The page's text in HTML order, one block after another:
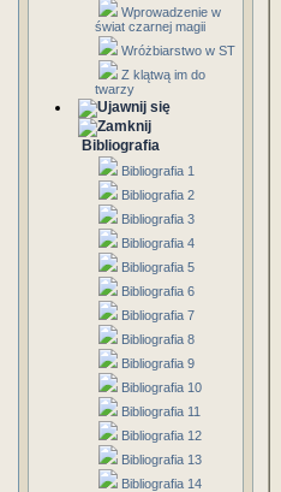
Wprowadzenie w
świat czarnej magii
Wróżbiarstwo w ST
Z klątwą im do
twarzy
Bibliografia
Bibliografia 1
Bibliografia 2
Bibliografia 3
Bibliografia 4
Bibliografia 5
Bibliografia 6
Bibliografia 7
Bibliografia 8
Bibliografia 9
Bibliografia 10
Bibliografia 11
Bibliografia 12
Bibliografia 13
Bibliografia 14